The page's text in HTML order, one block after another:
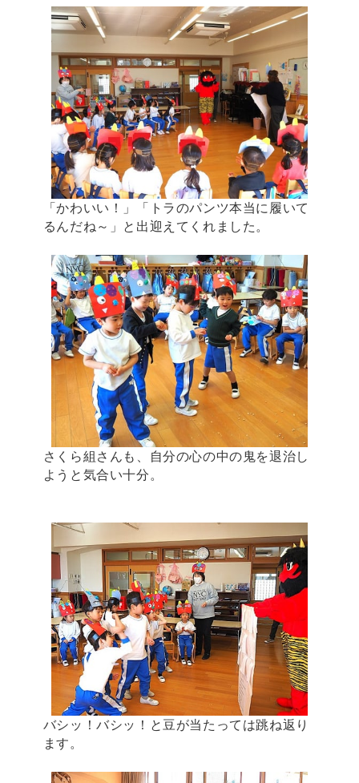
「かわいい！」「トラのパンツ本当に履いて
るんだね～」と出迎えてくれました。
さくら組さんも、自分の心の中の鬼を退治し
ようと気合い十分。
バシッ！バシッ！と豆が当たっては跳ね返り
ます。